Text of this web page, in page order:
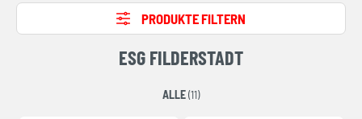
PRODUKTE FILTERN
ESG FILDERSTADT
ALLE(11)